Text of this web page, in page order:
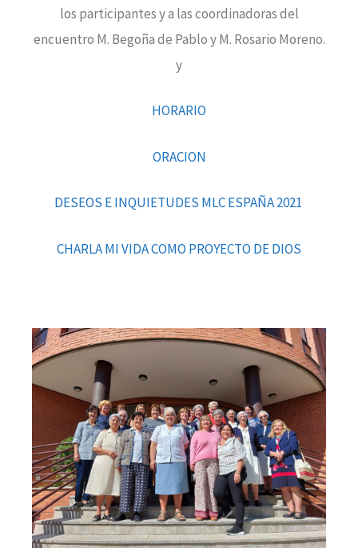
los participantes y a las coordinadoras del
encuentro M. Begoña de Pablo y M. Rosario Moreno.
y
HORARIO
ORACION
DESEOS E INQUIETUDES MLC ESPAÑA 2021
CHARLA MI VIDA COMO PROYECTO DE DIOS